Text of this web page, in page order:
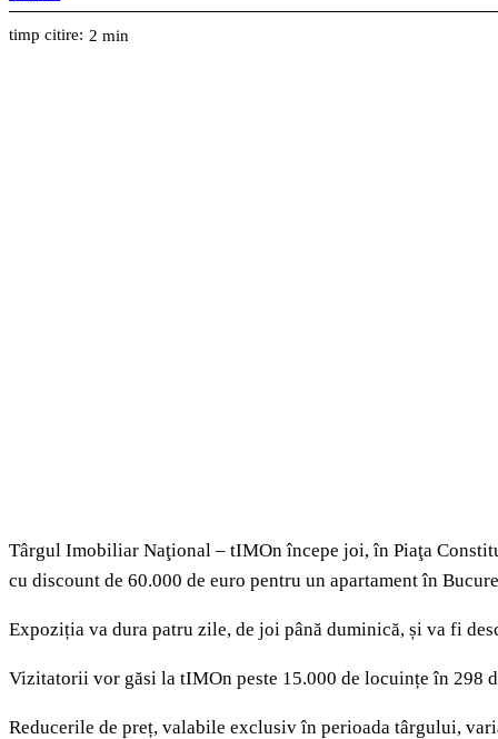
timp citire: 2 min
Târgul Imobiliar Naţional – tIMOn începe joi, în Piaţa
cu discount de 60.000 de euro pentru un apartament în
Expoziția va dura patru zile, de joi până duminică, și va fi
Vizitatorii vor găsi la tIMOn peste 15.000 de locuințe în ‎298
Reducerile de preț, valabile exclusiv în perioada târgului,